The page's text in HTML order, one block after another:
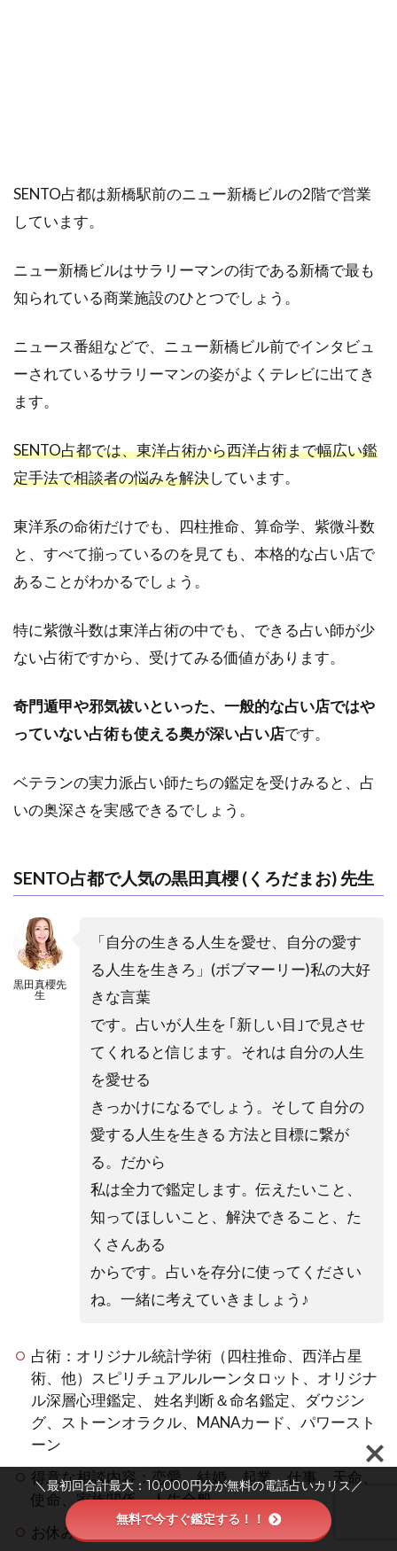
SENTO占都は新橋駅前のニュー新橋ビルの2階で営業
しています。
ニュー新橋ビルはサラリーマンの街である新橋で最も
知られている商業施設のひとつでしょう。
ニュース番組などで、ニュー新橋ビル前でインタビュ
ーされているサラリーマンの姿がよくテレビに出てき
ます。
SENTO占都では、東洋占術から西洋占術まで幅広い鑑
定手法で相談者の悩みを解決しています。
東洋系の命術だけでも、四柱推命、算命学、紫微斗数
と、すべて揃っているのを見ても、本格的な占い店で
あることがわかるでしょう。
特に紫微斗数は東洋占術の中でも、できる占い師が少
ない占術ですから、受けてみる価値があります。
奇門遁甲や邪気祓いといった、一般的な占い店ではや
っていない占術も使える奥が深い占い店です。
ベテランの実力派占い師たちの鑑定を受けみると、占
いの奥深さを実感できるでしょう。
SENTO占都で人気の黒田真櫻 (くろだまお) 先生
黒田真櫻先
生
「自分の生きる人生を愛せ、自分の愛す
る人生を生きろ」(ボブマーリー)私の大好
きな言葉
です。占いが人生を ｢新しい目｣で見させ
てくれると信じます。それは 自分の人生
を愛せる
きっかけになるでしょう。そして 自分の
愛する人生を生きる 方法と目標に繋が
る。だから
私は全力で鑑定します。伝えたいこと、
知ってほしいこと、解決できること、た
くさんある
からです。占いを存分に使ってください
ね。一緒に考えていきましょう♪
占術：オリジナル統計学術（四柱推命、西洋占星
術、他）スピリチュアルルーンタロット、オリジナ
ル深層心理鑑定、 姓名判断＆命名鑑定、ダウジン
グ、ストーンオラクル、MANAカード、パワースト
ーン
得意な相談内容：恋愛、結婚、起業、仕事、天命、
使命、家族関係、人生全般
お休みの日：日曜日
＼最初回合計最大：10,000円分が無料の電話占いカリス／
無料で今すぐ鑑定する！！